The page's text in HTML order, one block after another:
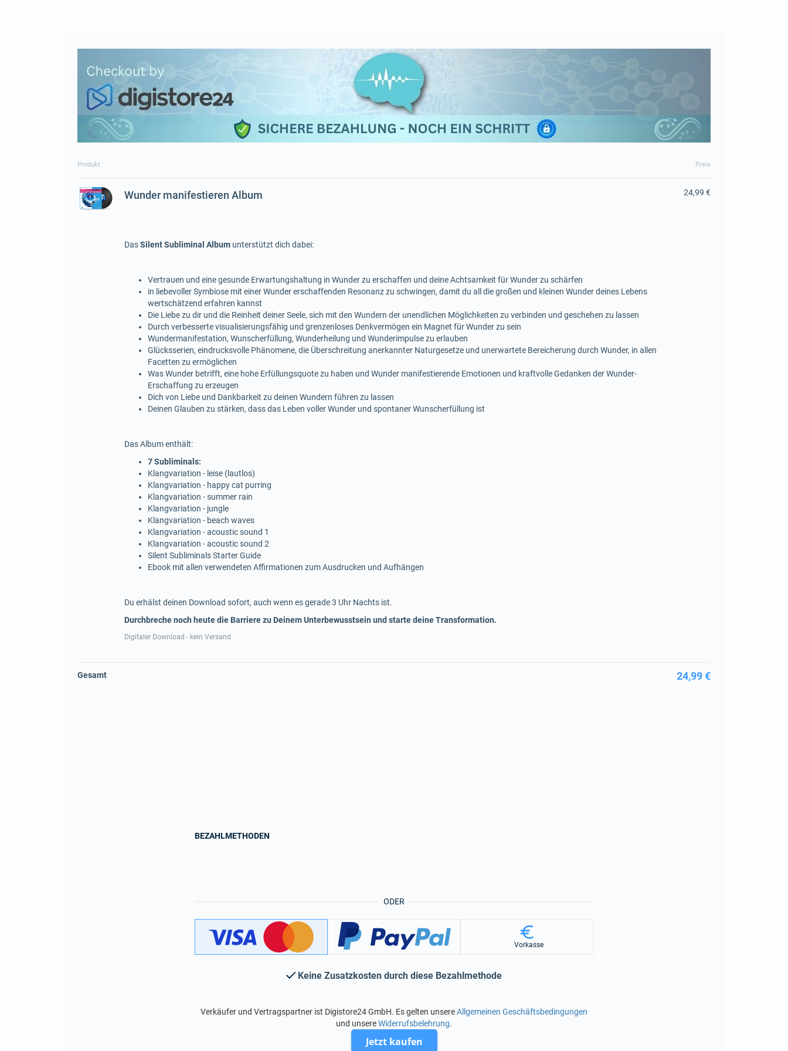
Produkt Preis
Wunder manifestieren Album
DasSilent Subliminal Album unterstützt dich dabei:
Vertrauen und eine gesunde Erwartungshaltung in Wunder zu erschaffen und deine Achtsamkeit für Wunder zu schärfen
in liebevoller Symbiose mit einer Wunder erschaffenden Resonanz zu schwingen, damit du all die großen und kleinen Wunder deines Lebens
wertschätzend erfahren kannst
Die Liebe zu dir und die Reinheit deiner Seele, sich mit den Wundern der unendlichen Möglichkeiten zu verbinden und geschehen zu lassen
Durch verbesserte visualisierungsfähig und grenzenloses Denkvermögen ein Magnet für Wunder zu sein
Wundermanifestation, Wunscherfüllung, Wunderheilung und Wunderimpulse zu erlauben
Glücksserien, eindrucksvolle Phänomene, die Überschreitung anerkannter Naturgesetze und unerwartete Bereicherung durch Wunder, in allen
Facetten zu ermöglichen
Was Wunder betrifft, eine hohe Erfüllungsquote zu haben und Wunder manifestierende Emotionen und kraftvolle Gedanken der Wunder-
Erschaffung zu erzeugen
Dich von Liebe und Dankbarkeit zu deinen Wundern führen zu lassen
Deinen Glauben zu stärken, dass das Leben voller Wunder und spontaner Wunscherfüllung ist
Das Album enthält:
7 Subliminals:
Klangvariation - leise (lautlos)
Klangvariation - happy cat purring
Klangvariation - summer rain
Klangvariation - jungle
Klangvariation - beach waves
Klangvariation - acoustic sound 1
Klangvariation - acoustic sound 2
Silent Subliminals Starter Guide
Ebook mit allen verwendeten Affirmationen zum Ausdrucken und Aufhängen
Du erhälst deinen Download sofort, auch wenn es gerade 3 Uhr Nachts ist.
Durchbreche noch heute die Barriere zu Deinem Unterbewusstsein und starte deine Transformation.
Digitaler Download - kein Versand
24,99 €
Gesamt 24,99 €
ODER
BEZAHLMETHODEN
Vorkasse
Keine Zusatzkosten durch diese Bezahlmethode
Verkäufer und Vertragspartner ist Digistore24 GmbH. Es gelten unsereAllgemeinen Geschäftsbedingungen
und unsereWiderrufsbelehrung.
Jetzt kaufen